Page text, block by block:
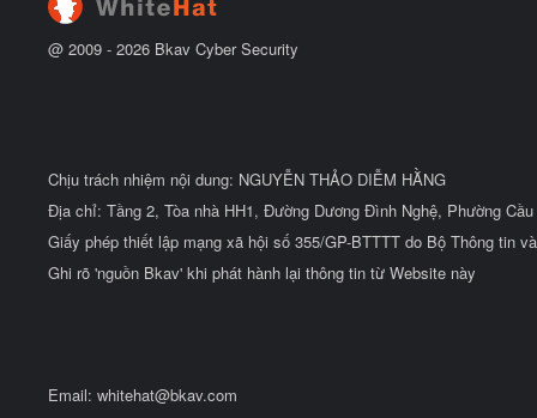
@ 2009 - 2026 Bkav Cyber Security
Chịu trách nhiệm nội dung: NGUYỄN THẢO DIỄM HẰNG
Địa chỉ: Tầng 2, Tòa nhà HH1, Đường Dương Đình Nghệ, Phường
Giấy phép thiết lập mạng xã hội số 355/GP-BTTTT do Bộ Thông tin
Ghi rõ 'nguồn Bkav' khi phát hành lại thông tin từ Website này
Email: whitehat@bkav.com